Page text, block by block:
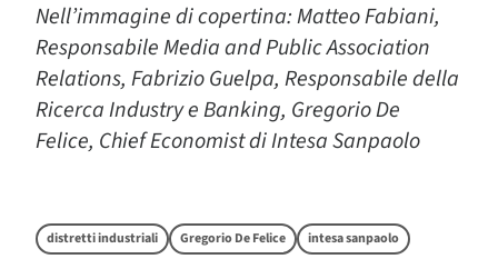
Nell’immagine di copertina: Matteo Fabiani,
Responsabile Media and Public Association
Relations, Fabrizio Guelpa, Responsabile della
Ricerca Industry e Banking, Gregorio De
Felice, Chief Economist di Intesa Sanpaolo
distretti industriali Gregorio De Felice intesa sanpaolo